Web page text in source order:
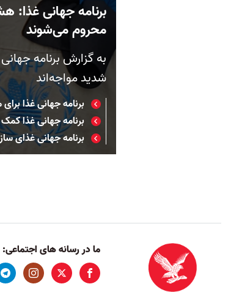
برنامه جهانی غذا:
محروم می‌شوند
شدید مواجه‌اند
برنامه جهانی غذا برای مبارزه با
برنامه جهانی غذا کمک به ۴ میلیون نفر در افغانستان
برنامه جهانی غذای
ما در رسانه های اجتماعی: